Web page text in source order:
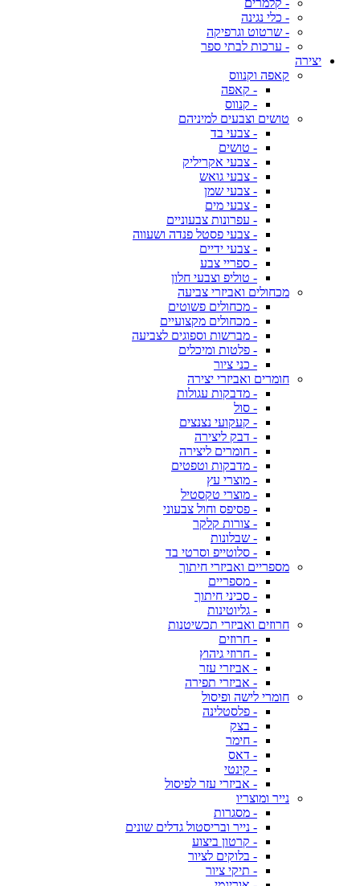
- קלמרים
- כלי נגינה
- שרטוט וגרפיקה
- ערכות לבתי ספר
יצירה
קאפה וקנווס
- קאפה
- קנווס
טושים וצבעים למיניהם
- צבעי בד
- טושים
- צבעי אקריליק
- צבעי גואש
- צבעי שמן
- צבעי מים
- עפרונות צבעוניים
- צבעי פסטל פנדה ושעווה
- צבעי ידיים
- ספריי צבע
- טוליפ וצבעי חלון
מכחולים ואביזרי צביעה
- מכחולים פשוטים
- מכחולים מקצועיים
- מברשות וספוגים לצביעה
- פלטות ומיכלים
- כני ציור
חומרים ואביזרי יצירה
- מדבקות עגולות
- סול
- קעקועי נצנצים
- דבק ליצירה
- חומרים ליצירה
- מדבקות וטפטים
- מוצרי עץ
- מוצרי טקסטיל
- פסיפס וחול צבעוני
- צורות קלקר
- שבלונות
- סלוטייפ וסרטי בד
מספריים ואביזרי חיתוך
- מספריים
- סכיני חיתוך
- גליוטינות
חרוזים ואביזרי תכשיטנות
- חרוזים
- חרוזי גיהוץ
- אביזרי עזר
- אביזרי תפירה
חומרי לישה ופיסול
- פלסטלינה
- בצק
- חימר
- דאס
- קינטי
- אביזרי עזר לפיסול
נייר ומוצריו
- מסגרות
- נייר ובריסטול גדלים שונים
- קרטון ביצוע
- בלוקים לציור
- תיקי ציור